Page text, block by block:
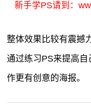
新手学PS请到：
整体效果比较有震撼
通过练习PS来提高自
作更有创意的海报。